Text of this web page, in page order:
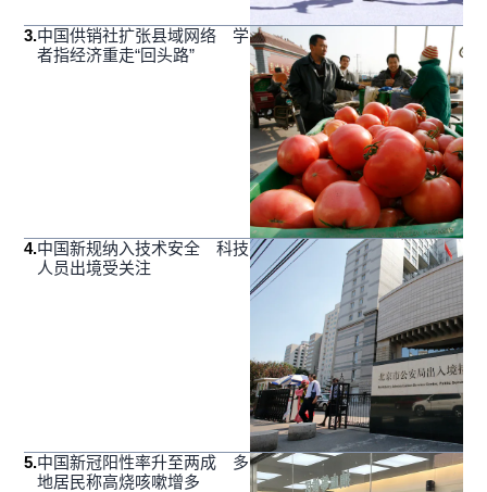
3.中国供销社扩张县域网络 学
者指经济重走“回头路”
4.中国新规纳入技术安全 科技
人员出境受关注
5.中国新冠阳性率升至两成 多
地居民称高烧咳嗽增多